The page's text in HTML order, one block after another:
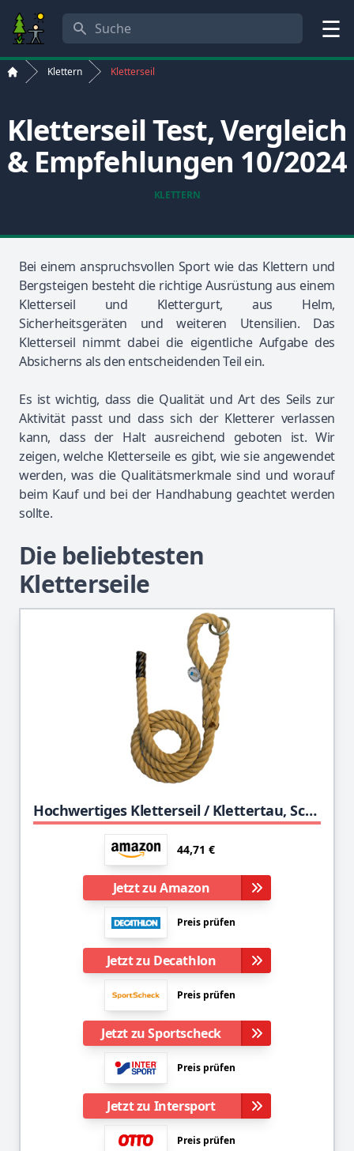
Suche
Menü
Start
Klettern Kletterseil
Kletterseil Test, Vergleich
& Empfehlungen 10/2024
KLETTERN
Bei einem anspruchsvollen Sport wie das Klettern und
Bergsteigen besteht die richtige Ausrüstung aus einem
Kletterseil und Klettergurt, aus Helm,
Sicherheitsgeräten und weiteren Utensilien. Das
Kletterseil nimmt dabei die eigentliche Aufgabe des
Absicherns als den entscheidenden Teil ein.
Es ist wichtig, dass die Qualität und Art des Seils zur
Aktivität passt und dass sich der Kletterer verlassen
kann, dass der Halt ausreichend geboten ist. Wir
zeigen, welche Kletterseile es gibt, wie sie angewendet
werden, was die Qualitätsmerkmale sind und worauf
beim Kauf und bei der Handhabung geachtet werden
sollte.
Die beliebtesten
Kletterseile
Hochwertiges Kletterseil / Klettertau, Schaukelseil, Fitnesstau, Spielseil- Länge 3,0mtr. / 30mm Polyhanf - Seil
44,71 €
Jetzt zu Amazon
Preis prüfen
Jetzt zu Decathlon
Preis prüfen
Jetzt zu Sportscheck
Preis prüfen
Jetzt zu Intersport
Preis prüfen